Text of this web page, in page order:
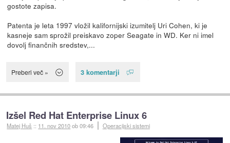
gostote zapisa.
Patenta je leta 1997 vložil kalifornijski izumitelj Uri Cohen, ki je
kasneje sam sprožil preiskavo zoper Seagate in WD. Ker ni imel
dovolj finančnih sredstev,...
Preberi več » 3 komentarji
Izšel Red Hat Enterprise Linux 6
Matej Huš :: 11. nov 2010ob 09:46 Operacijski sistemi